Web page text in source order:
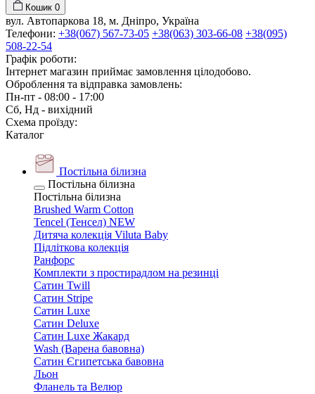
Кошик 0
вул. Автопаркова 18, м. Дніпро, Україна
Телефони: +38(067) 567-73-05 +38(063) 303-66-08 +38(095)
508-22-54
Графік роботи:
Інтернет магазин приймає замовлення цілодобово.
Оброблення та відправка замовлень:
Пн-пт - 08:00 - 17:00
Сб, Нд - вихідний
Схема проїзду:
Каталог
Постільна білизна
Постільна білизна
Постільна білизна
Brushed Warm Cotton
Tencel (Тенсел) NEW
Дитяча колекція Viluta Baby
Підліткова колекція
Ранфорс
Комплекти з простирадлом на резинці
Сатин Twill
Сатин Stripe
Сатин Luxe
Сатин Deluxe
Сатин Luxe Жакард
Wash (Варена бавовна)
Сатин Єгипетська бавовна
Льон
Фланель та Велюр